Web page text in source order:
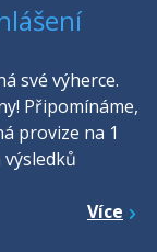
své výherce.
Připomínáme,
provize na 1
výsledků
Více